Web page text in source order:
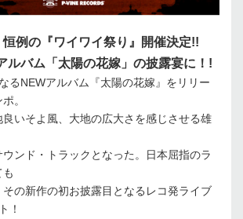
恒例の『ワイワイ祭り』開催決定!!
ルバム「太陽の花嫁」の披露宴に！!
るNEWアルバム『太陽の花嫁』をリリー
。
いそよ風、大地の広大さを感じさせる雄
ンド・トラックとなった。日本屈指のラ
の新作の初お披露目となるレコ発ライブ
！